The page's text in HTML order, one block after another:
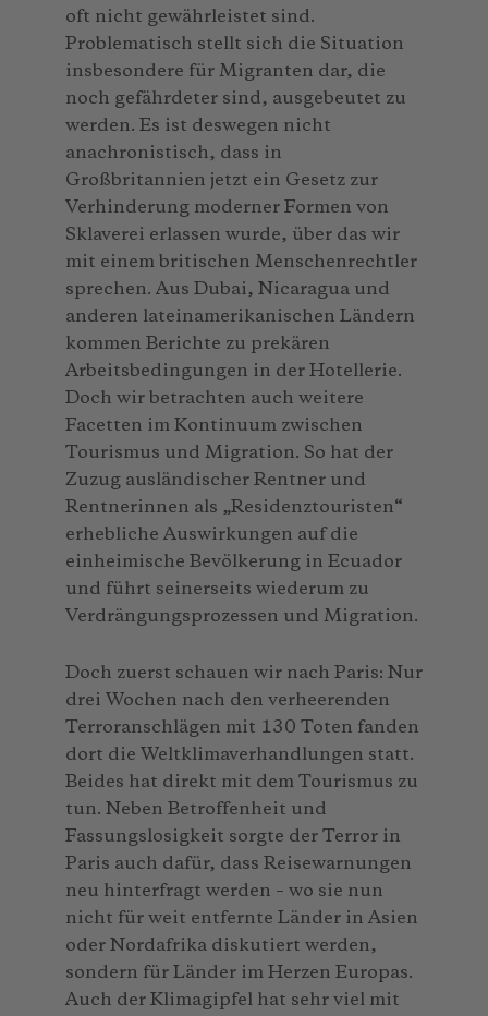
oft nicht gewährleistet sind.
Problematisch stellt sich die Situation
insbesondere für Migranten dar, die
noch gefährdeter sind, ausgebeutet zu
werden. Es ist deswegen nicht
anachronistisch, dass in
Großbritannien jetzt ein Gesetz zur
Verhinderung moderner Formen von
Sklaverei erlassen wurde, über das wir
mit einem britischen Menschenrechtler
sprechen. Aus Dubai, Nicaragua und
anderen lateinamerikanischen Ländern
kommen Berichte zu prekären
Arbeitsbedingungen in der Hotellerie.
Doch wir betrachten auch weitere
Facetten im Kontinuum zwischen
Tourismus und Migration. So hat der
Zuzug ausländischer Rentner und
Rentnerinnen als „Residenztouristen“
erhebliche Auswirkungen auf die
einheimische Bevölkerung in Ecuador
und führt seinerseits wiederum zu
Verdrängungsprozessen und Migration.
Doch zuerst schauen wir nach Paris: Nur
drei Wochen nach den verheerenden
Terroranschlägen mit 130 Toten fanden
dort die Weltklimaverhandlungen statt.
Beides hat direkt mit dem Tourismus zu
tun. Neben Betroffenheit und
Fassungslosigkeit sorgte der Terror in
Paris auch dafür, dass Reisewarnungen
neu hinterfragt werden – wo sie nun
nicht für weit entfernte Länder in Asien
oder Nordafrika diskutiert werden,
sondern für Länder im Herzen Europas.
Auch der Klimagipfel hat sehr viel mit